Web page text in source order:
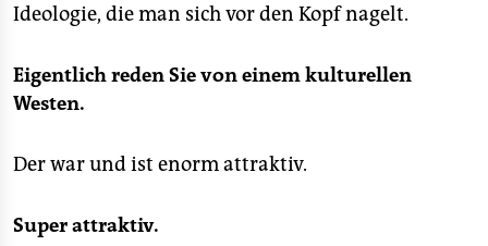
Ideologie, die man sich vor den Kopf nagelt.
Eigentlich reden Sie von einem kulturellen
Westen.
Der war und ist enorm attraktiv.
Super attraktiv.